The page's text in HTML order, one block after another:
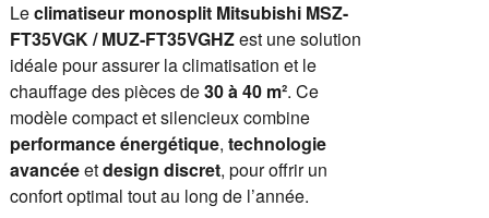
Leclimatiseur monosplit Mitsubishi MSZ-
FT35VGK / MUZ-FT35VGHZest une solution
idéale pour assurer la climatisation et le
chauffage des pièces de30 à 40 m². Ce
modèle compact et silencieux combine
performance énergétique, technologie
avancéeetdesign discret, pour offrir un
confort optimal tout au long de l’année.